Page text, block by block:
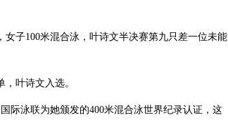
女子100米混合泳，叶诗文半决赛第九只差一位未能
叶诗文入选。
际泳联为她颁发的400米混合泳世界纪录认证，这